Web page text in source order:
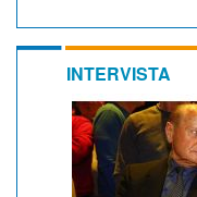
INTERVISTA